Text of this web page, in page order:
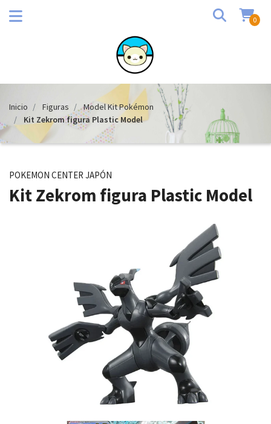
0
Inicio Figuras
Model Kit Pokémon
Kit Zekrom figura Plastic Model
POKEMON CENTER JAPÓN
Kit Zekrom figura Plastic Model